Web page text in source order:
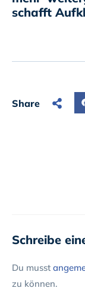
schafft
Share
Schreibe
Du musst
zu können.